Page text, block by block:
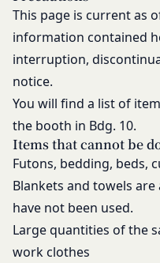
This page is current as
information contained
interruption,
notice.
You will find a list of
the booth in Bdg. 10.
Items that cannot be
Futons, bedding, beds,
Blankets and towels
have not been used.
Large quantities of the
work clothes
出版など）する行為は
会員は、前2項の規定
題が生じた場合、自
問題を解決するとと
たは不利益等を与えな
第10条（会員が提供
当社所定の方法によ
ー、画像データその
をまとめて「提供物
財産権等の権利は、
とし、当社がかかる
ん。
前項にかかわらず、